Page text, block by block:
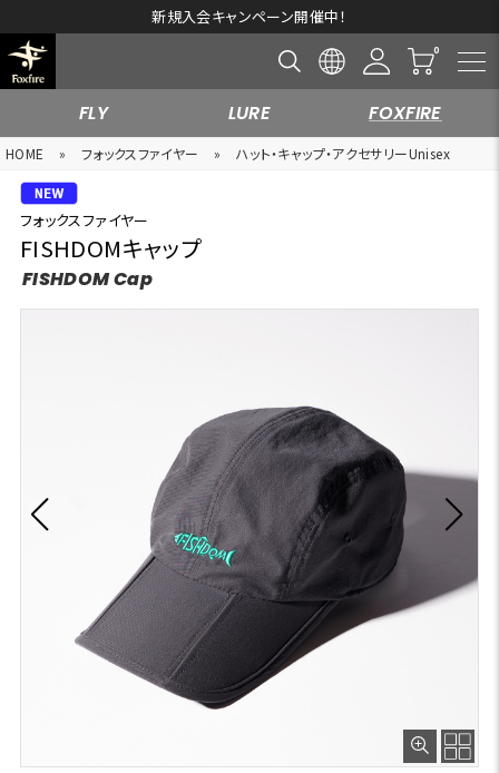
新規入会キャンペーン開催中！
FLY LURE FOXFIRE
HOME » フォックスファイヤー » ハット・キャップ・アクセサリーUnisex
フォックスファイヤー
FISHDOMキャップ
FISHDOM Cap